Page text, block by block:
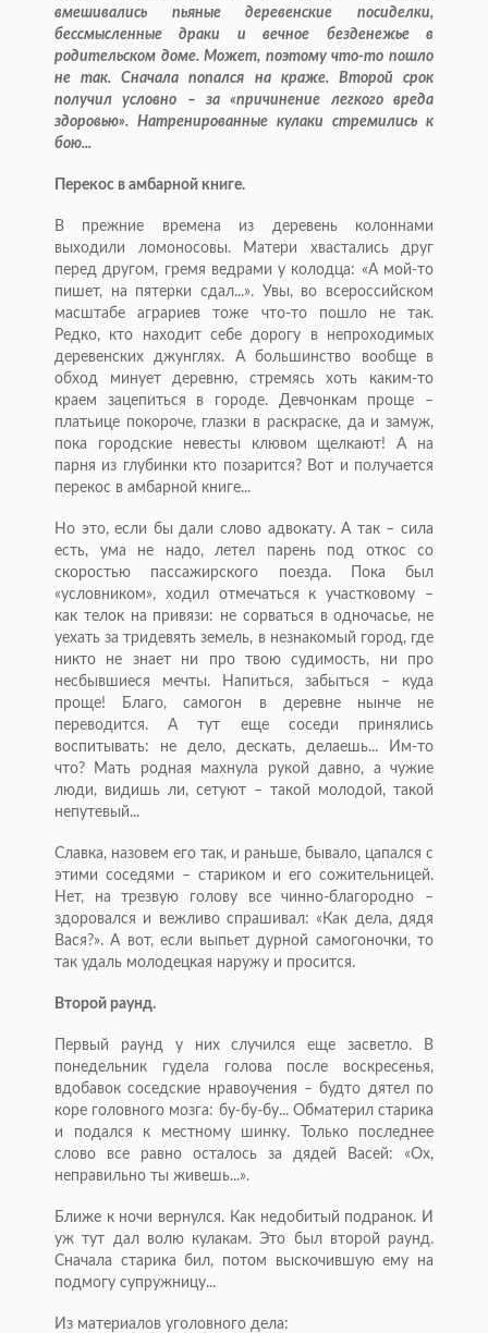
вмешивались пьяные деревенские посиделки,
бессмысленные драки и вечное безденежье в
родительском доме. Может, поэтому что-то пошло
не так. Сначала попался на краже. Второй срок
получил условно – за «причинение легкого вреда
здоровью». Натренированные кулаки стремились к
бою...
Перекос в амбарной книге.
В прежние времена из деревень колоннами
выходили ломоносовы. Матери хвастались друг
перед другом, гремя ведрами у колодца: «А мой-то
пишет, на пятерки сдал...». Увы, во всероссийском
масштабе аграриев тоже что-то пошло не так.
Редко, кто находит себе дорогу в непроходимых
деревенских джунглях. А большинство вообще в
обход минует деревню, стремясь хоть каким-то
краем зацепиться в городе. Девчонкам проще –
платьице покороче, глазки в раскраске, да и замуж,
пока городские невесты клювом щелкают! А на
парня из глубинки кто позарится? Вот и получается
перекос в амбарной книге...
Но это, если бы дали слово адвокату. А так – сила
есть, ума не надо, летел парень под откос со
скоростью пассажирского поезда. Пока был
«условником», ходил отмечаться к участковому –
как телок на привязи: не сорваться в одночасье, не
уехать за тридевять земель, в незнакомый город, где
никто не знает ни про твою судимость, ни про
несбывшиеся мечты. Напиться, забыться – куда
проще! Благо, самогон в деревне нынче не
переводится. А тут еще соседи принялись
воспитывать: не дело, дескать, делаешь... Им-то
что? Мать родная махнула рукой давно, а чужие
люди, видишь ли, сетуют – такой молодой, такой
непутевый...
Славка, назовем его так, и раньше, бывало, цапался с
этими соседями – стариком и его сожительницей.
Нет, на трезвую голову все чинно-благородно –
здоровался и вежливо спрашивал: «Как дела, дядя
Вася?». А вот, если выпьет дурной самогоночки, то
так удаль молодецкая наружу и просится.
Второй раунд.
Первый раунд у них случился еще засветло. В
понедельник гудела голова после воскресенья,
вдобавок соседские нравоучения – будто дятел по
коре головного мозга: бу-бу-бу... Обматерил старика
и подался к местному шинку. Только последнее
слово все равно осталось за дядей Васей: «Ох,
неправильно ты живешь...».
Ближе к ночи вернулся. Как недобитый подранок. И
уж тут дал волю кулакам. Это был второй раунд.
Сначала старика бил, потом выскочившую ему на
подмогу супружницу...
Из материалов уголовного дела: